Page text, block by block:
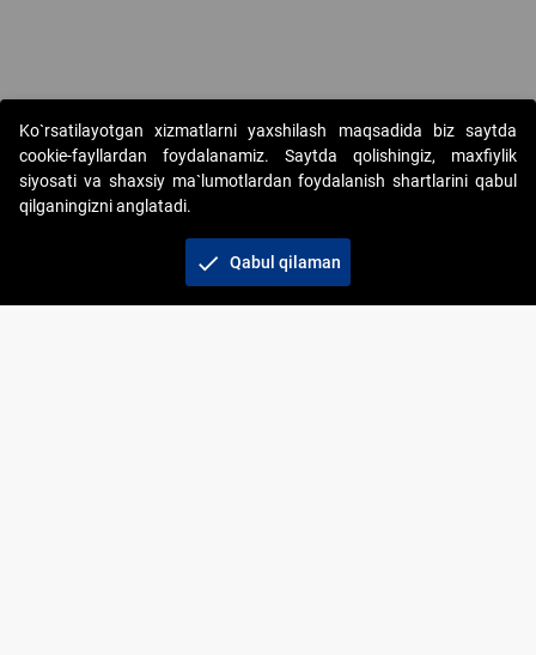
Copyright © 2017-2026. "Elektron onlayn-auksionlarni
tashkil etish" AJ. Barcha huquqlar himoyalangan
Ko`rsatilayotgan xizmatlarni yaxshilash maqsadida biz saytda
cookie-fayllardan foydalanamiz. Saytda qolishingiz, maxfiylik
siyosati va shaxsiy ma`lumotlardan foydalanish shartlarini qabul
qilganingizni anglatadi.
check Qabul qilaman